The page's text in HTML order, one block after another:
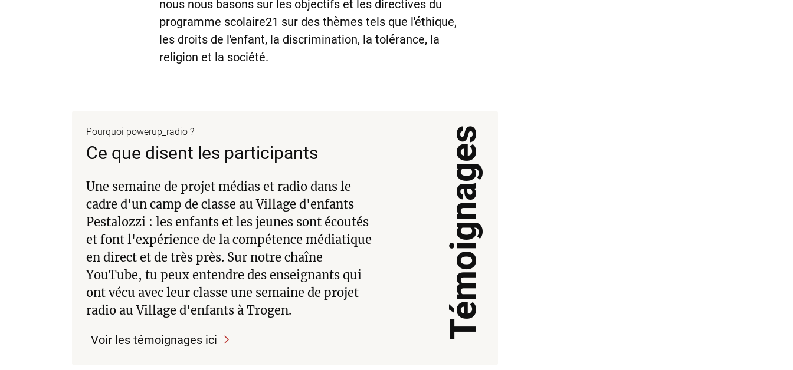
nous nous basons sur les objectifs et les directives du
programme scolaire21 sur des thèmes tels que l'éthique,
les droits de l'enfant, la discrimination, la tolérance, la
religion et la société.
Témoignages
Pourquoi powerup_radio ?
Ce que disent les participants
Une semaine de projet médias et radio dans le
cadre d'un camp de classe au Village d'enfants
Pestalozzi : les enfants et les jeunes sont écoutés
et font l'expérience de la compétence médiatique
en direct et de très près. Sur notre chaîne
YouTube, tu peux entendre des enseignants qui
ont vécu avec leur classe une semaine de projet
radio au Village d'enfants à Trogen.
Voir les témoignages ici